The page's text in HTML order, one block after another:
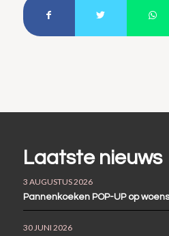
Laatste nieuws
3 AUGUSTUS 2026
Pannenkoeken POP-UP op
30 JUNI 2026